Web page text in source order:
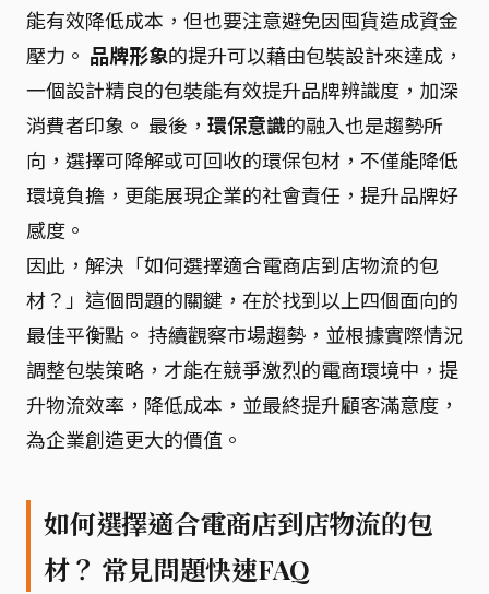
能有效降低成本，但也要注意避免因囤貨造成資金
壓力。 品牌形象的提升可以藉由包裝設計來達成，
一個設計精良的包裝能有效提升品牌辨識度，加深
消費者印象。 最後， 環保意識的融入也是趨勢所
向，選擇可降解或可回收的環保包材，不僅能降低
環境負擔，更能展現企業的社會責任，提升品牌好
感度。
因此，解決「如何選擇適合電商店到店物流的包
材？」這個問題的關鍵，在於找到以上四個面向的
最佳平衡點。 持續觀察市場趨勢，並根據實際情況
調整包裝策略，才能在競爭激烈的電商環境中，提
升物流效率，降低成本，並最終提升顧客滿意度，
為企業創造更大的價值。
如何選擇適合電商店到店物流的包
材？ 常見問題快速FAQ